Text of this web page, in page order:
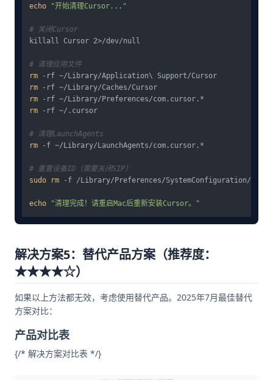
echo "开始清理Cursor..."
# 关闭Cursor
killall Cursor 2>/dev/null
# 清理应用文件
rm
rm
rm
rm -rf ~/.cursor
# 清理LaunchAgents
rm -f ~/Library/LaunchAgents/com.cursor.*
# 重置设备ID（需要关闭SIP）
sudo
rm -f /Library/Preferences/SystemConfiguration/
echo "清理完成！请重启Mac后重新安装Cursor。"
解决方案5：替代产品方案（推荐度：
★★★★☆）
如果以上方法都无效，考虑使用替代产品。2025年7月最佳替代
方案对比：
产品对比表
{/* 解决方案对比表 */}